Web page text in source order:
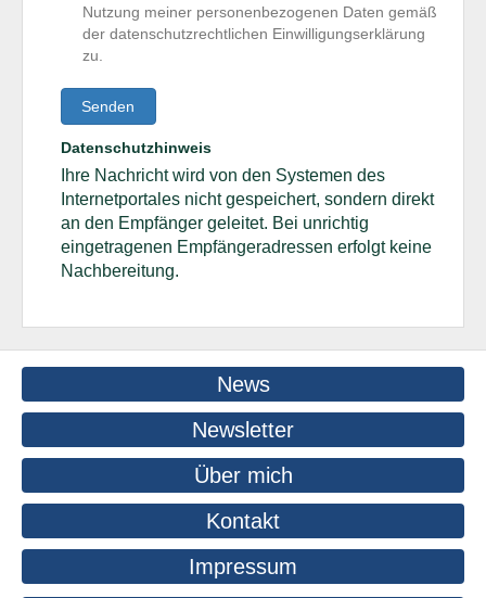
Nutzung meiner personenbezogenen Daten gemäß
der datenschutzrechtlichen Einwilligungserklärung
zu.
Senden
Datenschutzhinweis
Ihre Nachricht wird von den Systemen des
Internetportales nicht gespeichert, sondern direkt
an den Empfänger geleitet. Bei unrichtig
eingetragenen Empfängeradressen erfolgt keine
Nachbereitung.
News
Newsletter
Über mich
Kontakt
Impressum